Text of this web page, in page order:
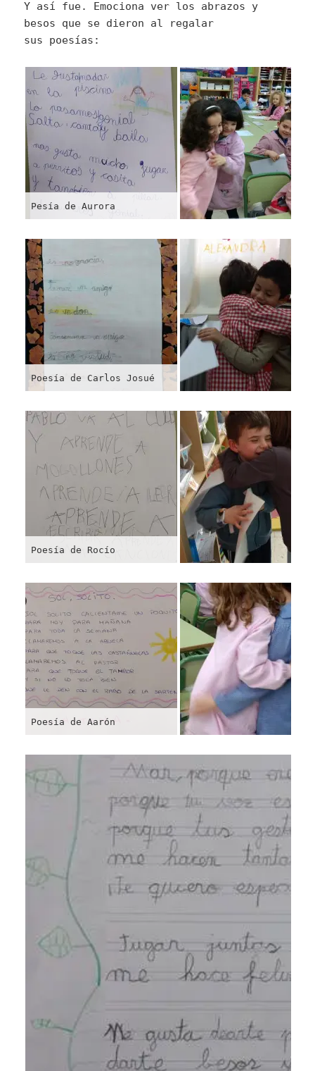
Y así fue. Emociona ver los abrazos y
besos que se dieron al regalar
sus poesías:
Pesía de Aurora
Poesía de Carlos Josué
Poesía de Rocío
Poesía de Aarón